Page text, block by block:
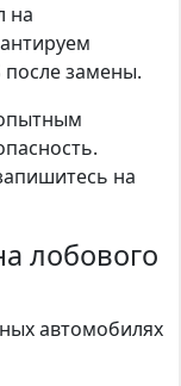
на
после замены.
на
лобового
автомобилях